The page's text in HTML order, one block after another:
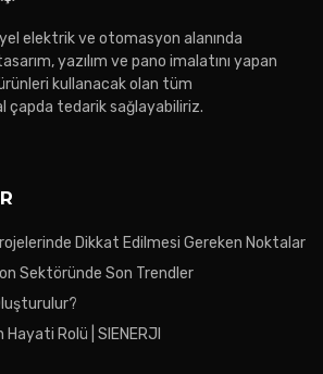
elektrik ve otomasyon alanında
yazılım ve pano imalatını yapan
kullanacak olan tüm
çapda tedarik sağlayabiliriz.
Dikkat Edilmesi Gereken Noktalar
Sektöründe Son Trendler
Rolü | SIENERJI